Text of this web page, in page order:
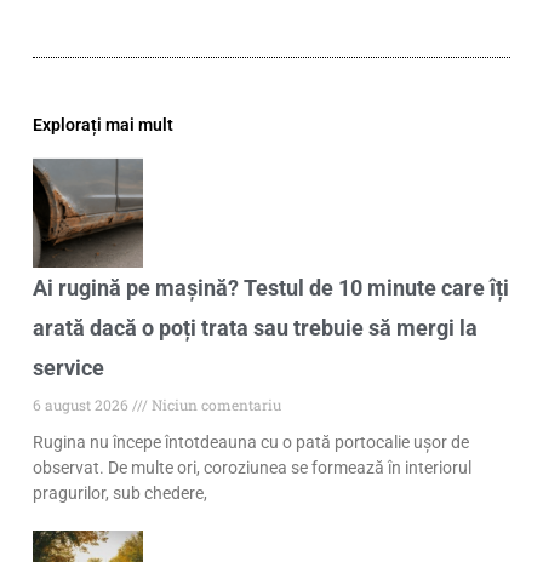
Explorați mai mult
Ai rugină pe mașină? Testul de 10 minute care îți
arată dacă o poți trata sau trebuie să mergi la
service
6 august 2026
Niciun comentariu
Rugina nu începe întotdeauna cu o pată portocalie ușor de
observat. De multe ori, coroziunea se formează în interiorul
pragurilor, sub chedere,